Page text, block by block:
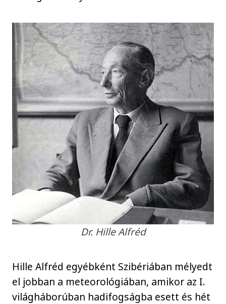
Dr. Hille Alfréd
Hille Alfréd egyébként Szibériában mélyedt
el jobban a meteorológiában, amikor az I.
világháborúban hadifogságba esett és hét